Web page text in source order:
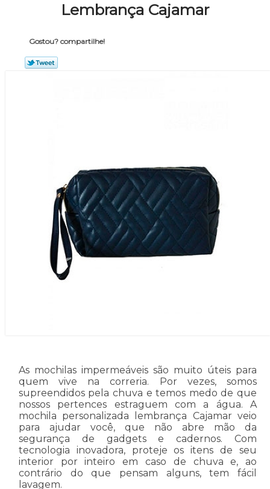
Lembrança Cajamar
Gostou? compartilhe!
As mochilas impermeáveis são muito úteis para
quem vive na correria. Por vezes, somos
supreendidos pela chuva e temos medo de que
nossos pertences estraguem com a água. A
mochila personalizada lembrança Cajamar veio
para ajudar você, que não abre mão da
segurança de gadgets e cadernos. Com
tecnologia inovadora, proteje os itens de seu
interior por inteiro em caso de chuva e, ao
contrário do que pensam alguns, tem fácil
lavagem.